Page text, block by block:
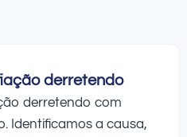
derretendo
derretendo com
Identificamos a causa,